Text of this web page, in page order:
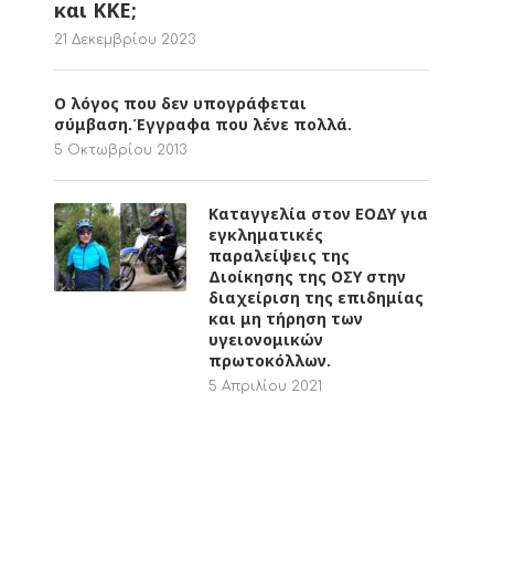
και ΚΚΕ;
21 Δεκεμβρίου 2023
Ο λόγος που δεν υπογράφεται
σύμβαση.Έγγραφα που λένε πολλά.
5 Οκτωβρίου 2013
Καταγγελία στον ΕΟΔΥ για
εγκληματικές
παραλείψεις της
Διοίκησης της ΟΣΥ στην
διαχείριση της επιδημίας
και μη τήρηση των
υγειονομικών
πρωτοκόλλων.
5 Απριλίου 2021